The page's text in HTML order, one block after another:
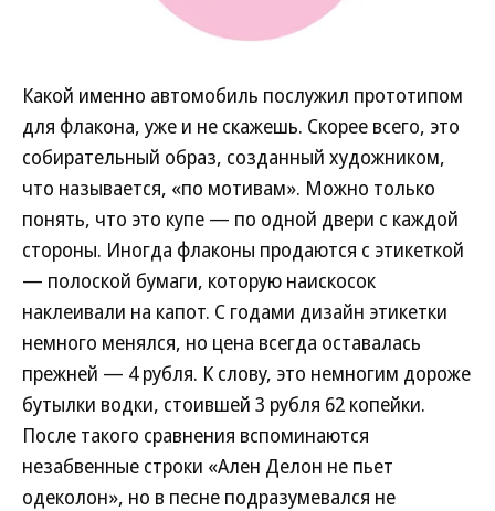
Какой именно автомобиль послужил прототипом
для флакона, уже и не скажешь. Скорее всего, это
собирательный образ, созданный художником,
что называется, «по мотивам». Можно только
понять, что это купе — по одной двери с каждой
стороны. Иногда флаконы продаются с этикеткой
— полоской бумаги, которую наискосок
наклеивали на капот. С годами дизайн этикетки
немного менялся, но цена всегда оставалась
прежней — 4 рубля. К слову, это немногим дороже
бутылки водки, стоившей 3 рубля 62 копейки.
После такого сравнения вспоминаются
незабвенные строки «Ален Делон не пьет
одеколон», но в песне подразумевался не